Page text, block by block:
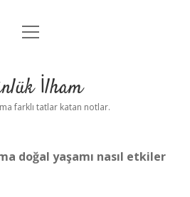
Anasayfa
Yasal Uyarı
menüyü
İlham
farklı tatlar katan notlar.
doğal yaşamı nasıl etkiler